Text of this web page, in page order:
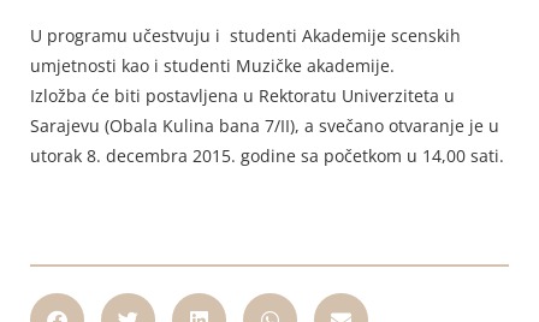
U programu učestvuju i studenti Akademije scenskih
umjetnosti kao i studenti Muzičke akademije.
Izložba će biti postavljena u Rektoratu Univerziteta u
Sarajevu (Obala Kulina bana 7/II), a svečano otvaranje je u
utorak 8. decembra 2015. godine sa početkom u 14,00 sati.